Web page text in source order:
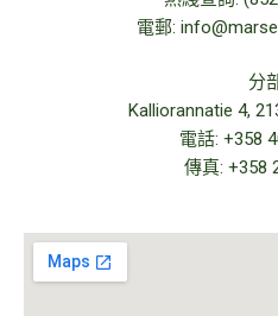
電郵:
分
Kalliorannatie 4,
電話: +358
傳真: +358